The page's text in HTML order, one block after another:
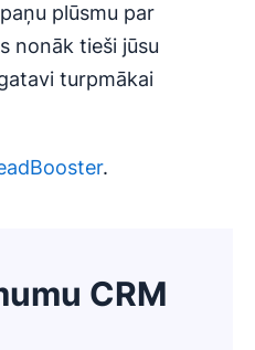
plūsmu par
nonāk tieši jūsu
turpmākai
.
CRM